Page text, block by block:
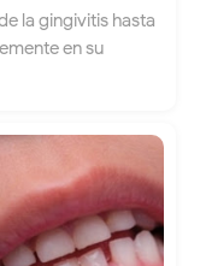
la gingivitis hasta
en su